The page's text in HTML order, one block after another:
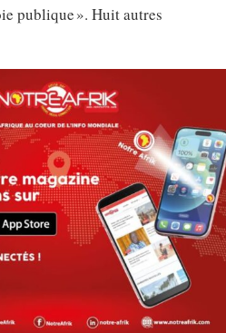
publique ». Huit autres